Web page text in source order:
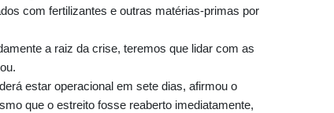
com fertilizantes e outras matérias-primas por
a raiz da crise, teremos que lidar com as
estar operacional em sete dias, afirmou o
que o estreito fosse reaberto imediatamente,